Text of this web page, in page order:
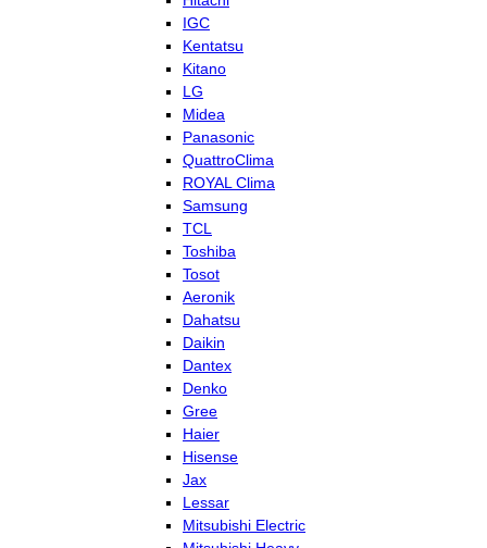
IGC
Kentatsu
Kitano
LG
Midea
Panasonic
QuattroClima
ROYAL Clima
Samsung
TCL
Toshiba
Tosot
Aeronik
Dahatsu
Daikin
Dantex
Denko
Gree
Haier
Hisense
Jax
Lessar
Mitsubishi Electric